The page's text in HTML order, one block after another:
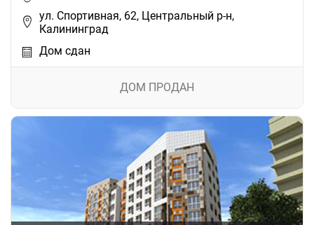
ул. Спортивная, 62, Центральный р-н,
Калининград
Дом сдан
ДОМ ПРОДАН